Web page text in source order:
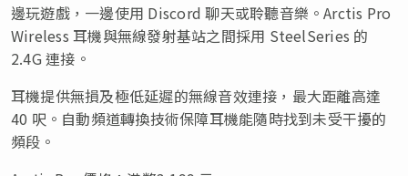
邊玩遊戲，一邊使用 Discord 聊天或聆聽音樂。Arctis Pro
Wireless 耳機與無線發射基站之間採用 SteelSeries 的
2.4G 連接。
耳機提供無損及極低延遲的無線音效連接，最大距離高達
40 呎。自動頻道轉換技術保障耳機能隨時找到未受干擾的
頻段。